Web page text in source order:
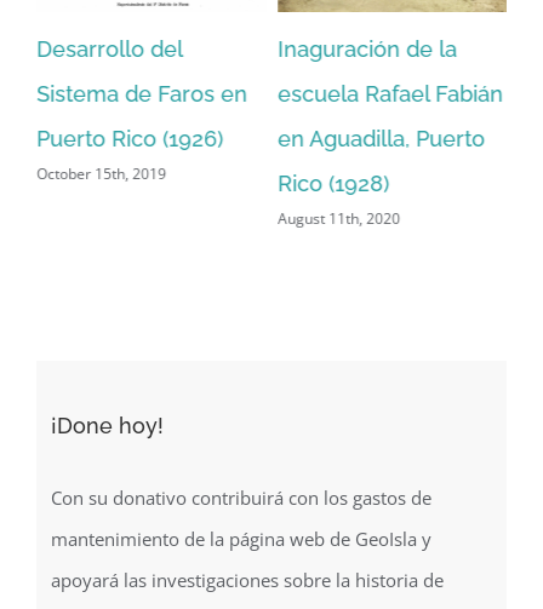
Desarrollo del
Sistema de Faros en
Puerto Rico (1926)
October 15th, 2019
Inaguración de la
escuela Rafael Fabián
en Aguadilla, Puerto
Rico (1928)
August 11th, 2020
¡Done hoy!
Con su donativo contribuirá con los gastos de
mantenimiento de la página web de GeoIsla y
apoyará las investigaciones sobre la historia de